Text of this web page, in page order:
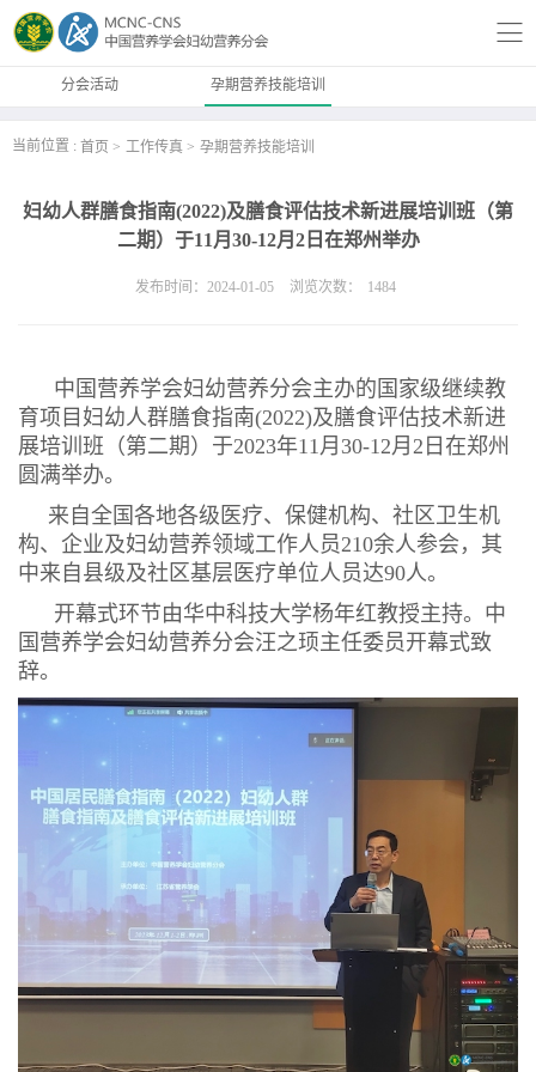
分会活动 孕期营养技能培训
当前位置 : 首页 工作传真 孕期营养技能培训
妇幼人群膳食指南(2022)及膳食评估技术新进展培训班（第
二期）于11月30-12月2日在郑州举办
发布时间：2024-01-05 浏览次数： 1484
中国营养学会妇幼营养分会主办的国家级继续教
育项目妇幼人群膳食指南(2022)及膳食评估技术新进
展培训班（第二期）于2023年11月30-12月2日在郑州
圆满举办。
来自全国各地各级医疗、保健机构、社区卫生机
构、企业及妇幼营养领域工作人员210余人参会，其
中来自县级及社区基层医疗单位人员达90人。
开幕式环节由华中科技大学杨年红教授主持。中
国营养学会妇幼营养分会汪之顼主任委员开幕式致
辞。